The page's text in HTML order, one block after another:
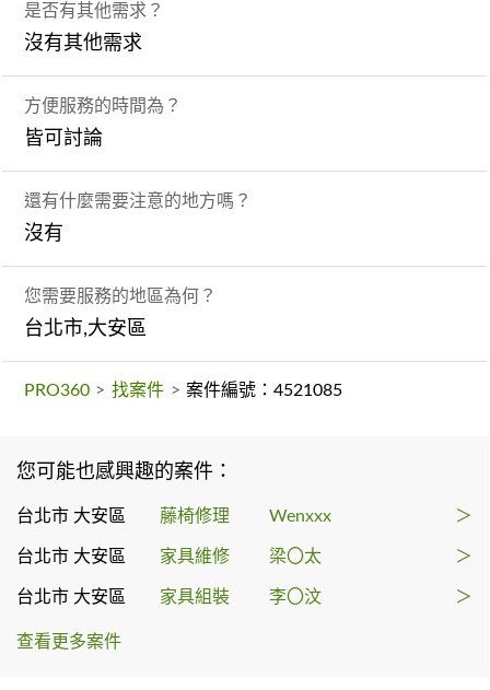
是否有其他需求？
沒有其他需求
方便服務的時間為？
皆可討論
還有什麼需要注意的地方嗎？
沒有
您需要服務的地區為何？
台北市,大安區
PRO360 > 找案件 > 案件編號：4521085
您可能也感興趣的案件：
台北市 大安區 藤椅修理 Wenxxx ＞
台北市 大安區 家具維修 梁〇太 ＞
台北市 大安區 家具組裝 李〇汶 ＞
查看更多案件